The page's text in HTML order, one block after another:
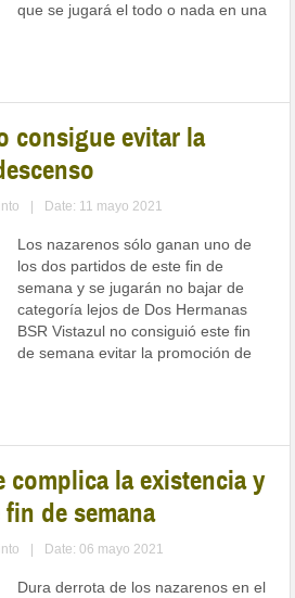
que se jugará el todo o nada en una
consigue evitar la
Date: 11 mayo 2021
Los nazarenos sólo ganan uno de
los dos partidos de este fin de
semana y se jugarán no bajar de
categoría lejos de Dos Hermanas
BSR Vistazul no consiguió este fin
de semana evitar la promoción de
complica la existencia y
de semana
Date: 06 mayo 2021
Dura derrota de los nazarenos en el